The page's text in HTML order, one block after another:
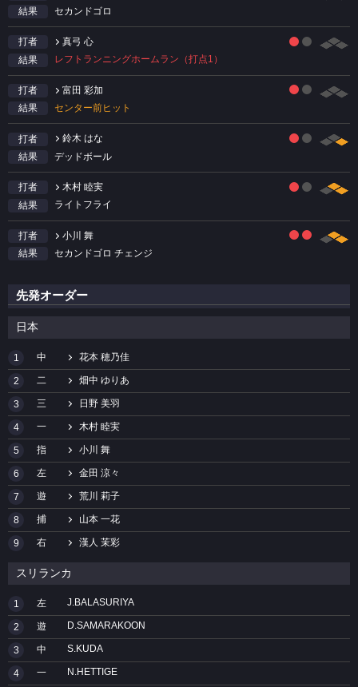
結果
セカンドゴロ
打者
真弓 心
結果
レフトランニングホームラン（打点1）
打者
富田 彩加
結果
センター前ヒット
打者
鈴木 はな
結果
デッドボール
打者
木村 睦実
結果
ライトフライ
打者
小川 舞
結果
セカンドゴロ チェンジ
先発オーダー
日本
1 中 花本 穂乃佳
2 二 畑中 ゆりあ
3 三 日野 美羽
4 一 木村 睦実
5 指 小川 舞
6 左 金田 涼々
7 遊 荒川 莉子
8 捕 山本 一花
9 右 漢人 茉彩
スリランカ
1 左 J.BALASURIYA
2 遊 D.SAMARAKOON
3 中 S.KUDA
4 一 N.HETTIGE